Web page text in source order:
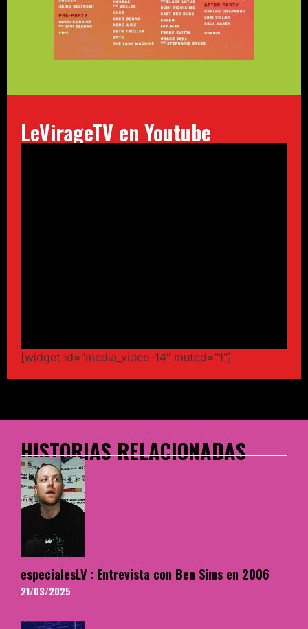
LeVirageTV en Youtube
[widget id="media_video-14" muted="1"]
HISTORIAS RELACIONADAS
especialesLV : Entrevista con Ben Sims en 2006
21/03/2025